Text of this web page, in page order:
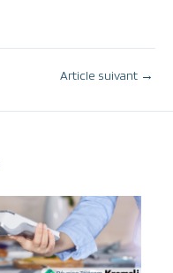
Article suivant →